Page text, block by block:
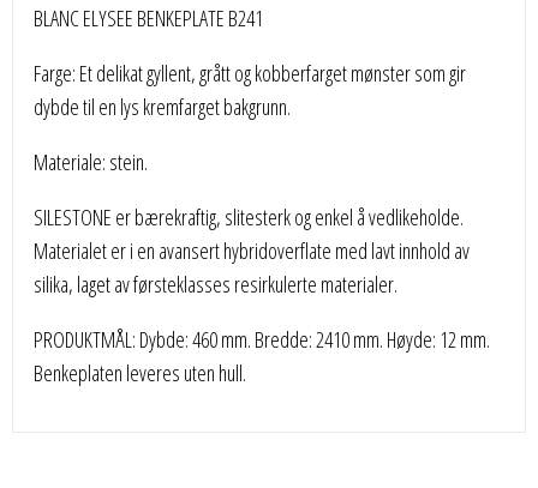
BLANC ELYSEE BENKEPLATE B241
Farge: Et delikat gyllent, grått og kobberfarget mønster som gir
dybde til en lys kremfarget bakgrunn.
Materiale: stein.
SILESTONE er bærekraftig, slitesterk og enkel å vedlikeholde.
Materialet er i en avansert hybridoverflate med lavt innhold av
silika, laget av førsteklasses resirkulerte materialer.
PRODUKTMÅL: Dybde: 460 mm. Bredde: 2410 mm. Høyde: 12 mm.
Benkeplaten leveres uten hull.